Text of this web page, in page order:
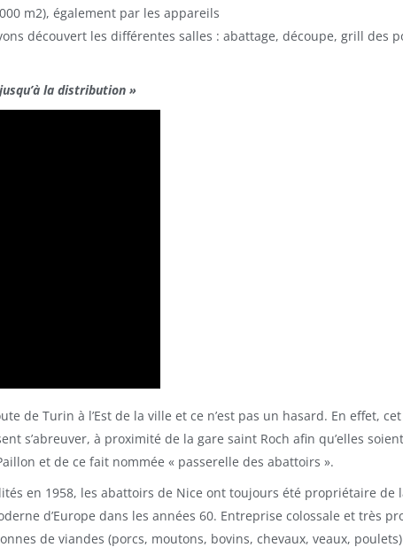
m2), également par les appareils
découvert les différentes salles : abattage, découpe, grill des
la distribution »
de Turin à l’Est de la ville et ce n’est pas un hasard. En effet,
s’abreuver, à proximité de la gare saint Roch afin qu’elles
et de ce fait nommée « passerelle des abattoirs ».
en 1958, les abattoirs de Nice ont toujours été propriétaire de
d’Europe dans les années 60. Entreprise colossale et très
de viandes (porcs, moutons, bovins, chevaux, veaux,